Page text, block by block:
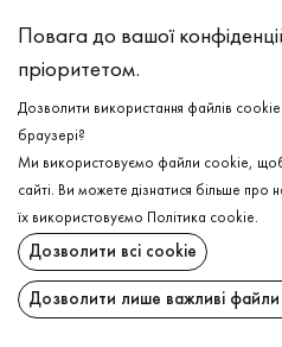
круглою горловиною має
завдяки чому буде за будь-якої
Виповнена в лаконічних
з різним низом.
СКЛАД
Бавовна - 95%, Еластан - 5%
ДОГЛЯД
Прання в холодній воді
ДОСТАВКА
ПОВЕРНЕННЯ
Повага до вашої
пріоритетом.
Дозволити використання файлів
браузері?
Ми використовуємо файли cookie,
сайті. Ви можете дізнатися більше
їх використовуємо
Політика cookie.
Дозволити всі cookie
Дозволити лише важливі